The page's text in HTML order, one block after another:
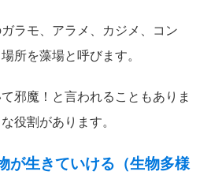
ラモ、アラメ、カジメ、コン
所を藻場と呼びます。
邪魔！と言われることもありま
役割があります。
が生きていける（生物多様